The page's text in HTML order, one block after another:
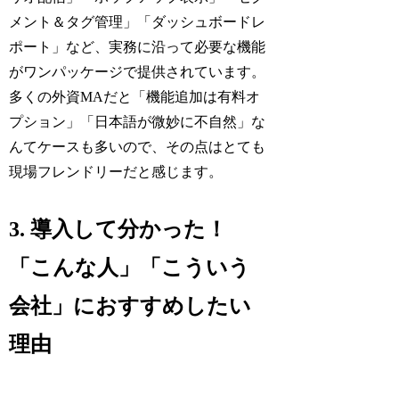
メント＆タグ管理」「ダッシュボードレ
ポート」など、実務に沿って必要な機能
がワンパッケージで提供されています。
多くの外資MAだと「機能追加は有料オ
プション」「日本語が微妙に不自然」な
んてケースも多いので、その点はとても
現場フレンドリーだと感じます。
3. 導入して分かった！
「こんな人」「こういう
会社」におすすめしたい
理由